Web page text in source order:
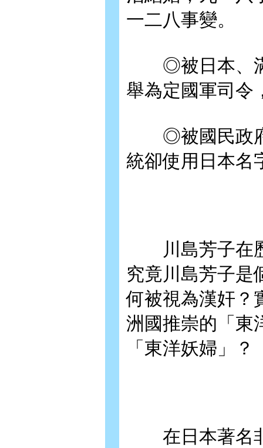
一二八事變。
◎被日本、滿
舉為定國軍司令
◎被國民政府
統卻使用日本名
川島芳子在歷
究竟川島芳子是
何被視為漢奸？
洲國推崇的「東
「東洋妖婦」？
在日本著名非